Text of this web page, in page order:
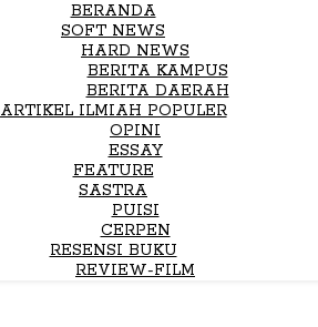
BERANDA
SOFT NEWS
HARD NEWS
BERITA KAMPUS
BERITA DAERAH
ARTIKEL ILMIAH POPULER
OPINI
ESSAY
FEATURE
SASTRA
PUISI
CERPEN
RESENSI BUKU
REVIEW-FILM